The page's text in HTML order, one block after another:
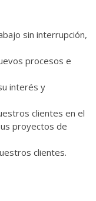
sin interrupción,
procesos e
interés y
clientes en el
proyectos de
clientes.